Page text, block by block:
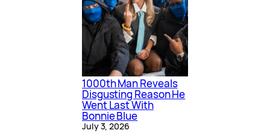
1000th Man Reveals
Disgusting Reason He
Went Last With
Bonnie Blue
July 3, 2026